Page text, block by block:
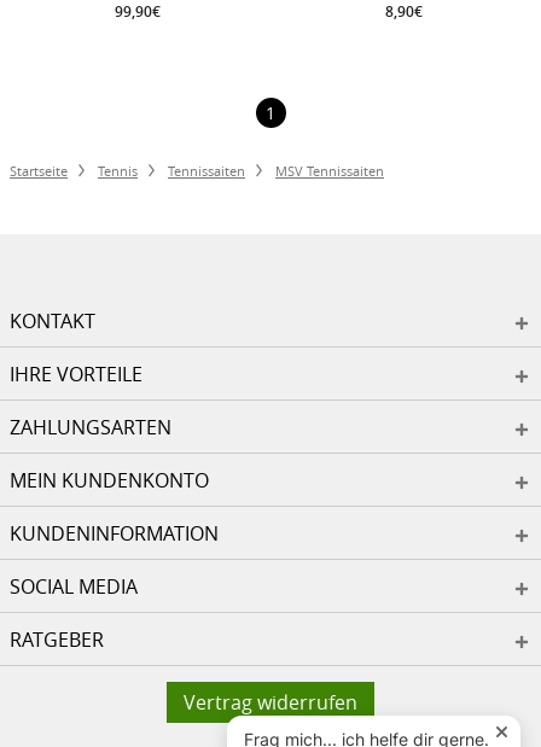
99,90€ 8,90€
1
Startseite Tennis Tennissaiten MSV Tennissaiten
KONTAKT
IHRE VORTEILE
ZAHLUNGSARTEN
MEIN KUNDENKONTO
KUNDENINFORMATION
SOCIAL MEDIA
RATGEBER
Vertrag widerrufen